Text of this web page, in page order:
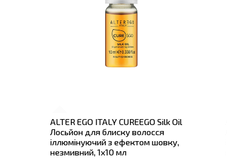
ALTER EGO ITALY CUREEGO Silk Oil
Лосьйон для блиску волосся
іллюмінуючий з ефектом шовку,
незмивний, 1х10 мл